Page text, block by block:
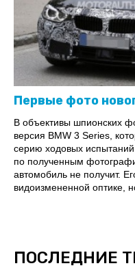
Первые фото
В объективы шпионских
версия BMW 3 Series,
серию ходовых
по полученным
автомобиль не получит.
видоизмененной оптике,
ПОСЛЕДНИЕ